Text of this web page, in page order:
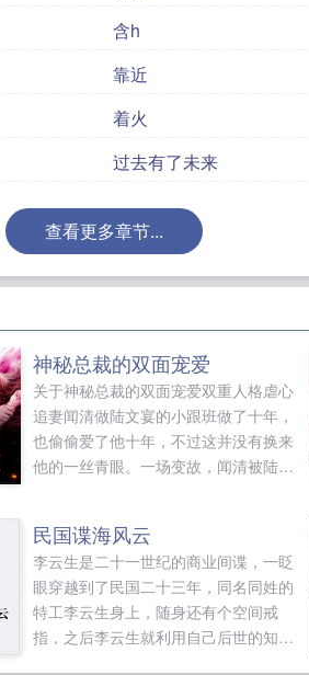
含h
靠近
着火
过去有了未来
查看更多章节...
神秘总裁的双面宠爱
关于神秘总裁的双面宠爱双重人格虐心
追妻闻清做陆文宴的小跟班做了十年，
也偷偷爱了他十年，不过这并没有换来
他的一丝青眼。一场变故，闻清被陆文
民国谍海风云
李云生是二十一世纪的商业间谍，一眨
眼穿越到了民国二十三年，同名同姓的
特工李云生身上，随身还有个空间戒
指，之后李云生就利用自己后世的知识